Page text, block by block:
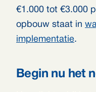
€1.000 tot €3.000
opbouw staat in
implementatie.
Begin nu het